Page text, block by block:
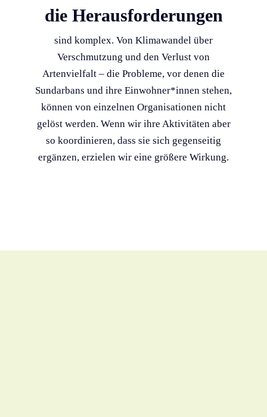
die Herausforderungen
sind komplex. Von Klimawandel über
Verschmutzung und den Verlust von
Artenvielfalt – die Probleme, vor denen die
Sundarbans und ihre Einwohner*innen stehen,
können von einzelnen Organisationen nicht
gelöst werden. Wenn wir ihre Aktivitäten aber
so koordinieren, dass sie sich gegenseitig
ergänzen, erzielen wir eine größere Wirkung.